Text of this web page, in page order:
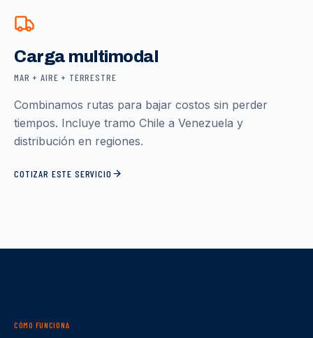
Carga multimodal
MAR + AIRE + TERRESTRE
Combinamos rutas para bajar costos sin perder
tiempos. Incluye tramo Chile a Venezuela y
distribución en regiones.
COTIZAR ESTE SERVICIO
CÓMO FUNCIONA